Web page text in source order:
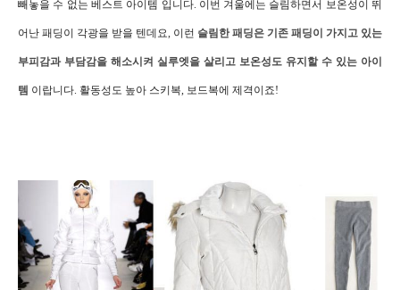
빼놓을 수 없는 베스트 아이템 입니다. 이번 겨울에는 슬림하면서 보온성이 뛰
어난 패딩이 각광을 받을 텐데요, 이런 슬림한 패딩은 기존 패딩이 가지고 있는
부피감과 부담감을 해소시켜 실루엣을 살리고 보온성도 유지할 수 있는 아이
템 이랍니다. 활동성도 높아 스키복, 보드복에 제격이죠!